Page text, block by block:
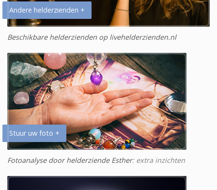
Andere helderzienden +
Beschikbare helderzienden op livehelderzienden.nl
Stuur uw foto +
Fotoanalyse door helderziende Esther: extra inzichten